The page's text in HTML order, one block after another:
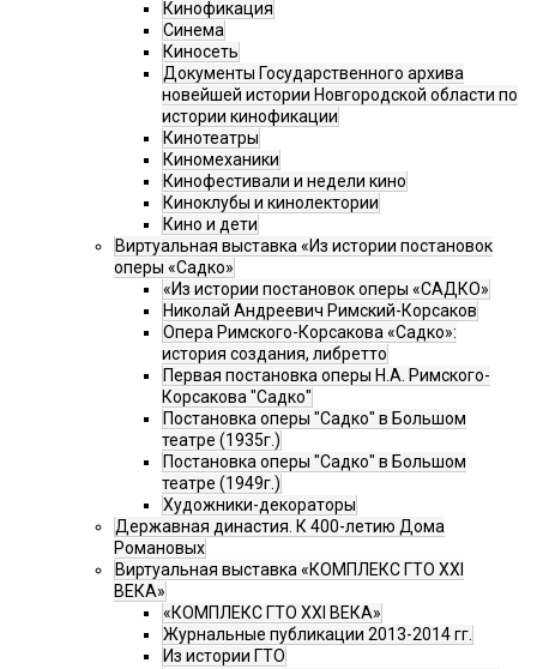
Кинофикация
Синема
Киносеть
Документы Государственного архива
новейшей истории Новгородской области по
истории кинофикации
Кинотеатры
Киномеханики
Кинофестивали и недели кино
Киноклубы и кинолектории
Кино и дети
Виртуальная выставка «Из истории постановок
оперы «Садко»
«Из истории постановок оперы «САДКО»
Николай Андреевич Римский-Корсаков
Опера Римского-Корсакова «Садко»:
история создания, либретто
Первая постановка оперы Н.А. Римского-
Корсакова "Садко"
Постановка оперы "Садко" в Большом
театре (1935г.)
Постановка оперы "Садко" в Большом
театре (1949г.)
Художники-декораторы
Державная династия. К 400-летию Дома
Романовых
Виртуальная выставка «КОМПЛЕКС ГТО XXI
ВЕКА»
«КОМПЛЕКС ГТО XXI ВЕКА»
Журнальные публикации 2013-2014 гг.
Из истории ГТО